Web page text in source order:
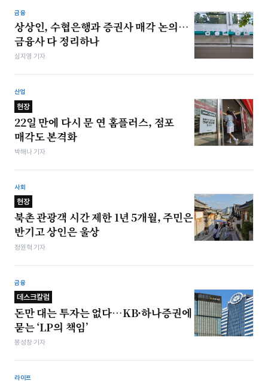
금융
상상인, 수협은행과 증권사 매각 논의…
금융사 다 정리하나
심지영 기자
산업
현장
22일 만에 다시 문 연 홈플러스, 점포
매각도 본격화
박해나 기자
사회
현장
북촌 관광객 시간 제한 1년 5개월, 주민은
반기고 상인은 울상
정원혁 기자
금융
데스크칼럼
돈만 대는 투자는 없다…KB·하나증권에
묻는 ‘LP의 책임’
봉성창 기자
라이프